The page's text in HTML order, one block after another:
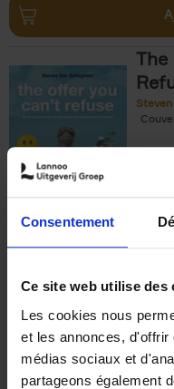
Consentement
Ce site web utilise des
Les cookies nous
et les annonces,
médias sociaux et
partageons également
The
€